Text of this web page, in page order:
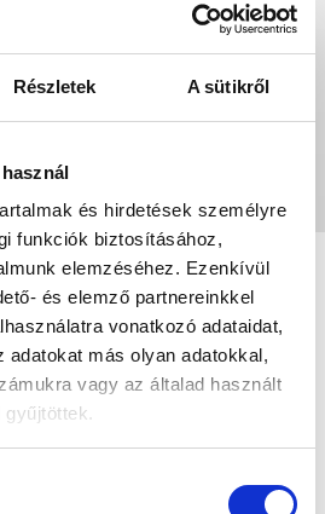
Részletek A sütikről
és hirdetések személyre
funkciók biztosításához,
elemzéséhez. Ezenkívül
és elemző partnereinkkel
vonatkozó adataidat,
adatokat más olyan adatokkal,
vagy az általad használt
gyűjtöttek.
hozzájárulásodat adod az
Leaflet ©OpenStreetMapcontributors